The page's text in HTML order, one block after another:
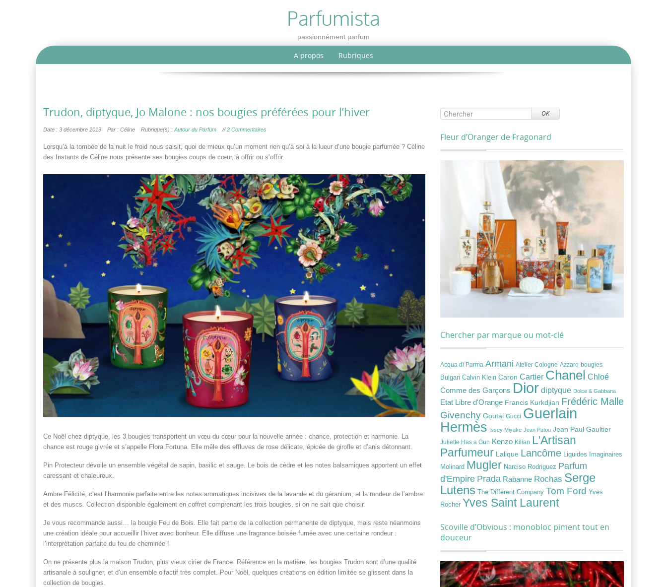
Parfumista
passionnément parfum
A propos Rubriques
Trudon, diptyque, Jo Malone : nos bougies préférées pour l’hiver
Date : 3 décembre 2019 Par : Céline Rubrique(s) : Autour du Parfum //2 Commentaires
Lorsqu’à la tombée de la nuit le froid nous saisit, quoi de mieux qu’un moment rien qu’à soi à la lueur d’une bougie parfumée ? Céline
des Instants de Céline nous présente ses bougies coups de cœur, à offrir ou s’offrir.
Ce Noël chez diptyque, les 3 bougies transportent un vœu du cœur pour la nouvelle année : chance, protection et harmonie. La
chance est rouge givrée et s’appelle Flora Fortuna. Elle mêle des effluves de rose délicate, épicée de girofle et d’anis détonnant.
Pin Protecteur dévoile un ensemble végétal de sapin, basilic et sauge. Le bois de cèdre et les notes balsamiques apportent un effet
caressant et chaleureux.
Ambre Félicité, c’est l’harmonie parfaite entre les notes aromatiques incisives de la lavande et du géranium, et la rondeur de l’ambre
et des muscs. Collection disponible également en coffret comprenant les trois bougies, si on ne sait que choisir.
Je vous recommande aussi… la bougie Feu de Bois. Elle fait partie de la collection permanente de diptyque, mais reste néanmoins
une création idéale pour accueillir l’hiver avec bonheur. Elle diffuse une fragrance boisée fumée avec une certaine rondeur :
l’interprétation parfaite du feu de cheminée !
On ne présente plus la maison Trudon, plus vieux cirier de France. Référence en la matière, les bougies Trudon sont d’une qualité
artisanale à souligner, et d’un ensemble olfactif très complet. Pour Noël, quelques créations en édition limitée se glissent dans la
collection de bougies.
OK
Fleur d’Oranger de Fragonard
Chercher par marque ou mot-clé
Acqua di Parma Armani Atelier Cologne Azzaro bougies
Bulgari Calvin Klein Caron Cartier Chanel Chloé
Comme des Garçons Dior diptyque Dolce & Gabbana
Etat Libre d'Orange Francis Kurkdjian Frédéric Malle
Givenchy Goutal Gucci Guerlain
Hermès Issey Miyake Jean Patou Jean Paul Gaultier
Juliette Has a Gun Kenzo Kilian L'Artisan
Parfumeur Lalique Lancôme Liquides Imaginaires
Molinard Mugler Narciso Rodriguez Parfum
d'Empire Prada Rabanne Rochas Serge
Lutens
The Different Company Tom Ford Yves
Rocher Yves Saint Laurent
Scoville d’Obvious : monobloc piment tout en
douceur